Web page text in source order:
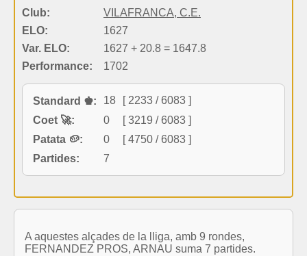
Club:
VILAFRANCA, C.E.
ELO:
1627
Var. ELO:
1627 + 20.8 = 1647.8
Performance:
1702
Standard ♚: 18
[ 2233 / 6083 ]
Coet 🚀:
0
[ 3219 / 6083 ]
Patata 🥔:
0
[ 4750 / 6083 ]
Partides:
7
A aquestes alçades de la lliga, amb 9 rondes,
FERNANDEZ PROS, ARNAU suma 7 partides.